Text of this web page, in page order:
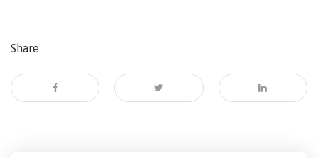
Share